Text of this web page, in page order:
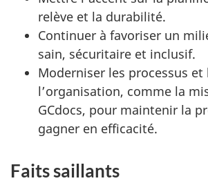
relève et la durabilité.
Continuer à favoriser un
sain, sécuritaire et inclusif.
Moderniser les processus
l’organisation, comme la
GCdocs, pour maintenir la
gagner en efficacité.
Faits saillants